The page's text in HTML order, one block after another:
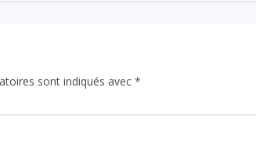
sont indiqués avec *